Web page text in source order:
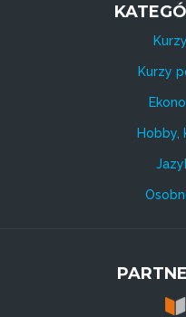
Kurzy
Hobby,